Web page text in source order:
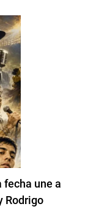
fecha une a
Rodrigo